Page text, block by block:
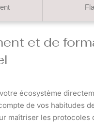
et de
écosystème
de vos habitudes
maîtriser les protocoles